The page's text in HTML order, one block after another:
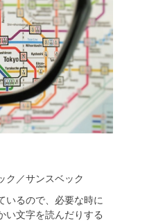
ク／サンスベック
いるので、必要な時に
い文字を読んだりする